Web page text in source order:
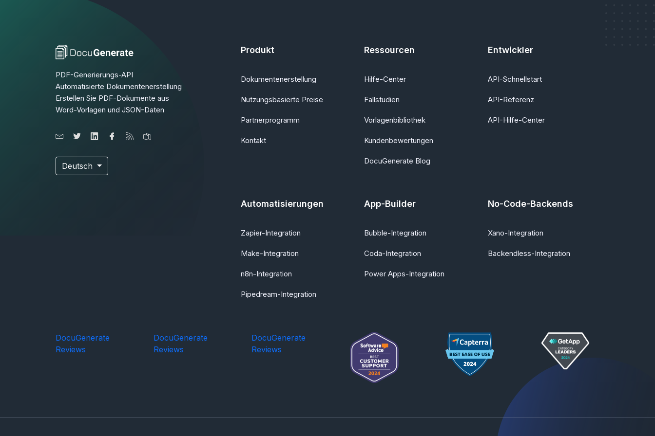
PDF-Generierungs-API
Automatisierte Dokumentenerstellung
Erstellen Sie PDF-Dokumente aus
Word-Vorlagen und JSON-Daten
Deutsch
Produkt
Dokumentenerstellung
Nutzungsbasierte Preise
Partnerprogramm
Kontakt
Ressourcen
Hilfe-Center
Fallstudien
Vorlagenbibliothek
Kundenbewertungen
DocuGenerate Blog
Entwickler
API-Schnellstart
API-Referenz
API-Hilfe-Center
Automatisierungen
Zapier-Integration
Make-Integration
n8n-Integration
Pipedream-Integration
App-Builder
Bubble-Integration
Coda-Integration
Power Apps-Integration
No-Code-Backends
Xano-Integration
Backendless-Integration
DocuGenerate
Reviews
DocuGenerate
Reviews
DocuGenerate
Reviews